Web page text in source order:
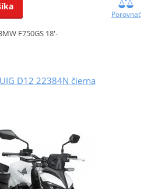
Porovnať
F750GS 18'-
D12 22384N čierna